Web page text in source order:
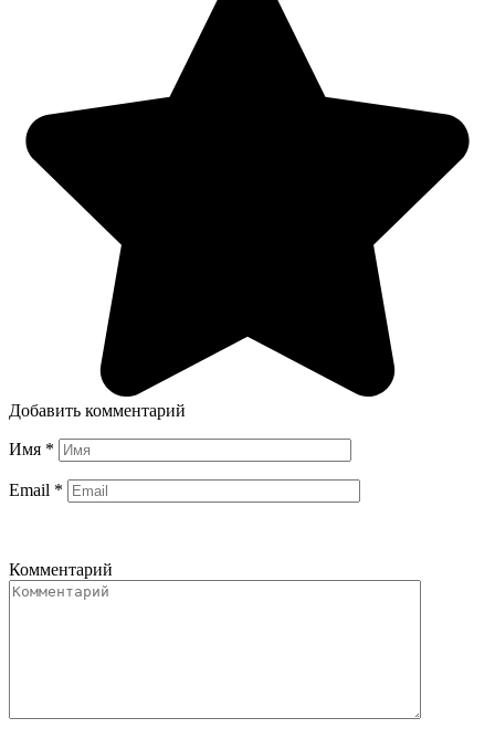
Добавить комментарий
Имя *
Email *
Комментарий